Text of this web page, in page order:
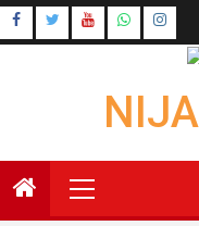
Skip
to
Menu